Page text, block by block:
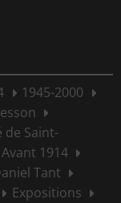
1945-2000
de Saint-
Avant 1914
Tant
Expositions